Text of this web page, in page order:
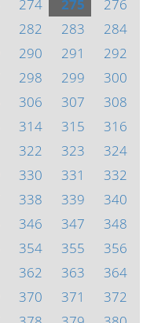
274 275
276
282 283
284
290 291
292
298 299
300
306 307
308
314 315
316
322 323
324
330 331
332
338 339
340
346 347
348
354 355
356
362 363
364
370 371
372